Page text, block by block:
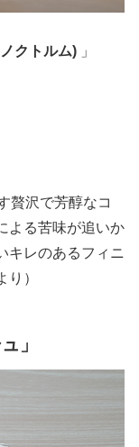
クトルム) 」
贅沢で芳醇なコ
よる苦味が追いか
キレのあるフィニ
）
」